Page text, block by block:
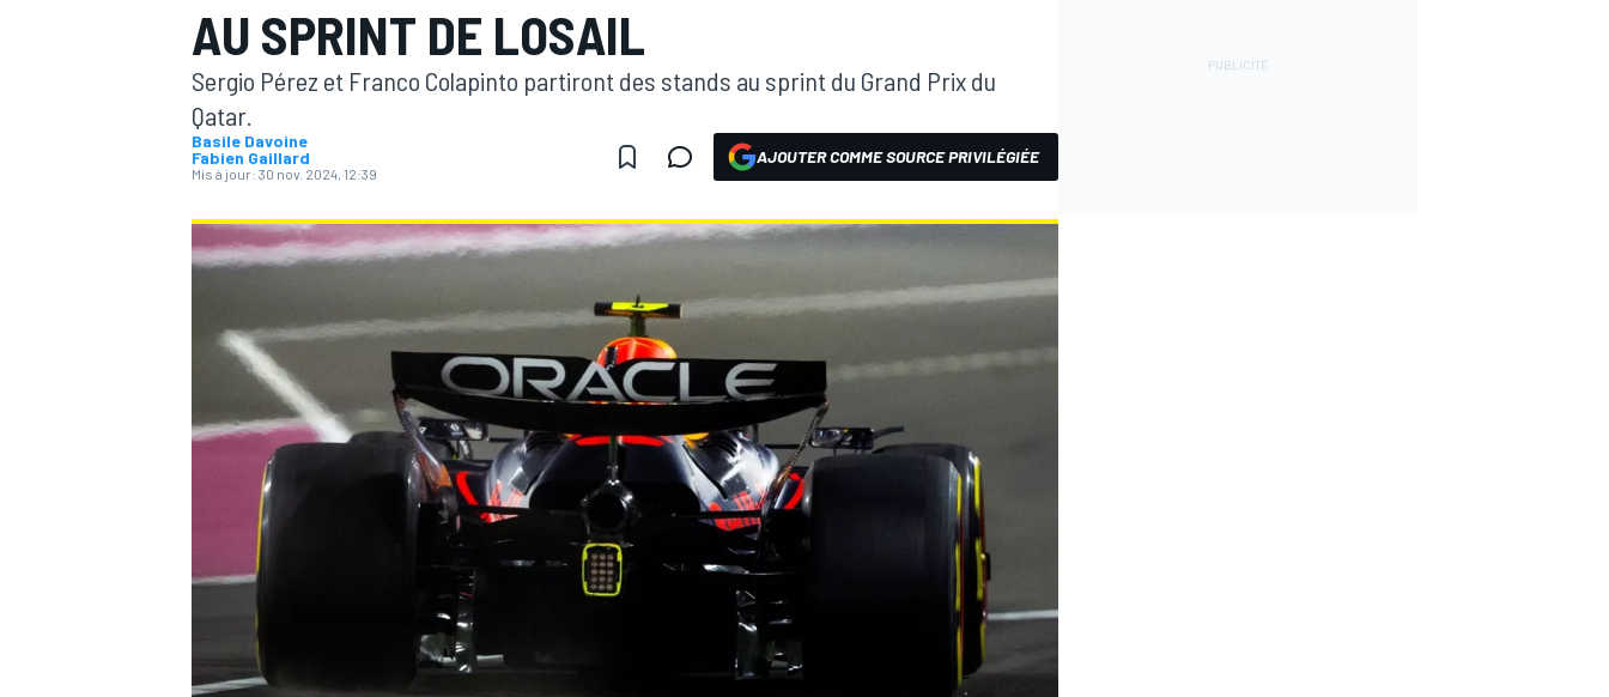
MOTOGP
AU SPRINT DE LOSAIL
Sergio Pérez et Franco Colapinto partiront des stands au sprint du Grand Prix du
Qatar.
Basile Davoine
Fabien Gaillard
Mis à jour: 30 nov. 2024, 12:39
AJOUTER COMME SOURCE PRIVILÉGIÉE